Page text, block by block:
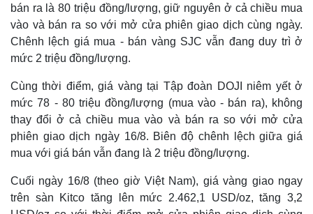
Thế giới
Cuộc sống đó đây
Hồ sơ
Multimedia
Ảnh
E-Magazine
bán ra là 80 triệu đồng/lượng, giữ nguyên ở cả chiều mua
vào và bán ra so với mở cửa phiên giao dịch cùng ngày.
Chênh lệch giá mua - bán vàng SJC vẫn đang duy trì ở
mức 2 triệu đồng/lượng.
Cùng thời điểm, giá vàng tại Tập đoàn DOJI niêm yết ở
mức 78 - 80 triệu đồng/lượng (mua vào - bán ra), không
thay đổi ở cả chiều mua vào và bán ra so với mở cửa
phiên giao dịch ngày 16/8. Biên độ chênh lệch giữa giá
mua với giá bán vẫn đang là 2 triệu đồng/lượng.
Cuối ngày 16/8 (theo giờ Việt Nam), giá vàng giao ngay
trên sàn Kitco tăng lên mức 2.462,1 USD/oz, tăng 3,2